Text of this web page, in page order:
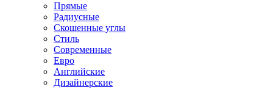
Прямые
Радиусные
Скошенные углы
Стиль
Современные
Евро
Английские
Дизайнерские